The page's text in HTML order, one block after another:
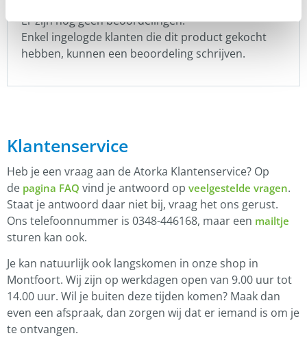
Er zijn nog geen beoordelingen.
Enkel ingelogde klanten die dit product gekocht
hebben, kunnen een beoordeling schrijven.
Klantenservice
Heb je een vraag aan de Atorka Klantenservice? Op
de pagina FAQ vind je antwoord op veelgestelde vragen.
Staat je antwoord daar niet bij, vraag het ons gerust.
Ons telefoonnummer is 0348-446168, maar een mailtje
sturen kan ook.
Je kan natuurlijk ook langskomen in onze shop in
Montfoort. Wij zijn op werkdagen open van 9.00 uur tot
14.00 uur. Wil je buiten deze tijden komen? Maak dan
even een afspraak, dan zorgen wij dat er iemand is om je
te ontvangen.